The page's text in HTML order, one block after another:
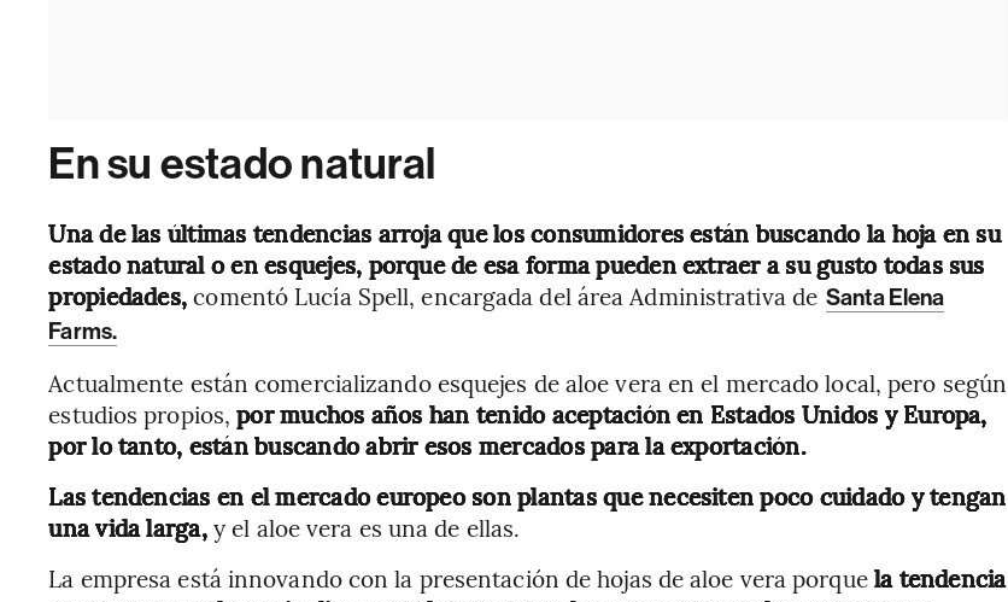
En su estado natural
Una de las últimas tendencias arroja que los consumidores están buscando la hoja en su
estado natural o en esquejes, porque de esa forma pueden extraer a su gusto todas sus
propiedades,comentó Lucía Spell, encargada del área Administrativa de Santa Elena
Farms.
Actualmente están comercializando esquejes de aloe vera en el mercado local, pero según
estudios propios,por muchos años han tenido aceptación en Estados Unidos y Europa,
por lo tanto, están buscando abrir esos mercados para la exportación.
Las tendencias en el mercado europeo son plantas que necesiten poco cuidado y tengan
una vida larga,y el aloe vera es una de ellas.
La empresa está innovando con la presentación de hojas de aloe vera porquela tendencia